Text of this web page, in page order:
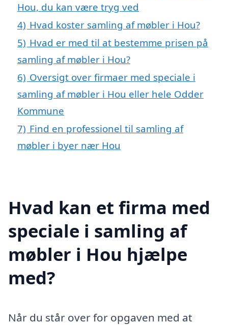
Hou, du kan være tryg ved
4) Hvad koster samling af møbler i Hou?
5) Hvad er med til at bestemme prisen på
samling af møbler i Hou?
6) Oversigt over firmaer med speciale i
samling af møbler i Hou eller hele Odder
Kommune
7) Find en professionel til samling af
møbler i byer nær Hou
Hvad kan et firma med
speciale i samling af
møbler i Hou hjælpe
med?
Når du står over for opgaven med at